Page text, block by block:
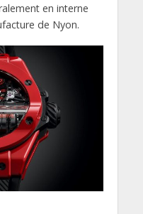
en interne
de Nyon.